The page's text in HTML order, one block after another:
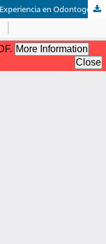
Evaluación en Contexto Dinámico, una Experiencia en Odontogeriatría